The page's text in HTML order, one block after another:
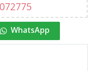
WhatsApp